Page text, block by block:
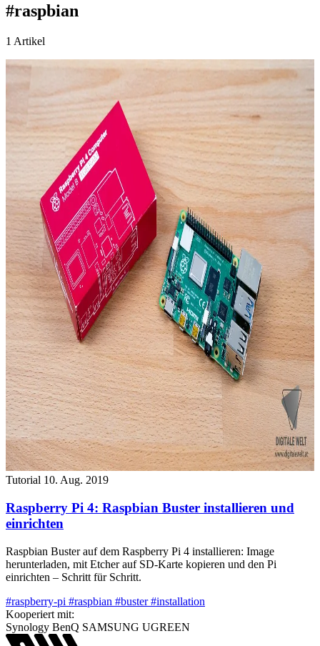
#raspbian
1 Artikel
Tutorial 10. Aug. 2019
Raspberry Pi 4: Raspbian Buster installieren und
einrichten
Raspbian Buster auf dem Raspberry Pi 4 installieren: Image
herunterladen, mit Etcher auf SD-Karte kopieren und den Pi
einrichten – Schritt für Schritt.
#raspberry-pi #raspbian #buster#installation
Kooperiert mit:
Synology BenQ SAMSUNG UGREEN